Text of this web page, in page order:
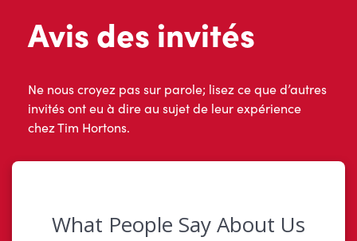
Avis des invités
Ne nous croyez pas sur parole; lisez ce que d’autres
invités ont eu à dire au sujet de leur expérience
chez Tim Hortons.